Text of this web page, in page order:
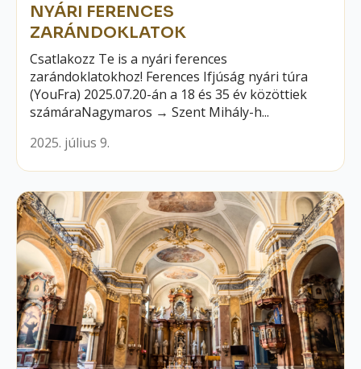
NYÁRI FERENCES
ZARÁNDOKLATOK
Csatlakozz Te is a nyári ferences
zarándoklatokhoz! Ferences Ifjúság nyári túra
(YouFra) 2025.07.20-án a 18 és 35 év közöttiek
számáraNagymaros → Szent Mihály-h...
2025. július 9.